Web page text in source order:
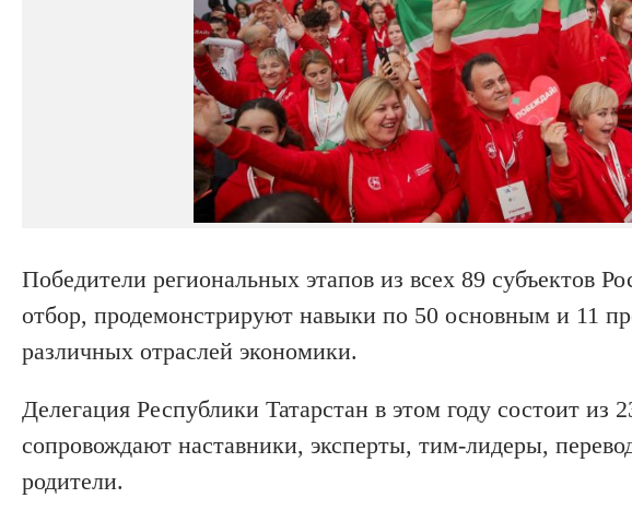
Победители региональных этапов из всех 89 субъектов
отбор, продемонстрируют навыки по 50 основным и 11
различных отраслей экономики.
Делегация Республики Татарстан в этом году состоит
сопровождают наставники, эксперты, тим-лидеры,
родители.